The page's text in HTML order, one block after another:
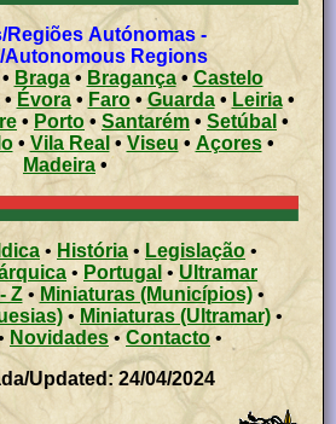
Autónomas -
Autonomous Regions
Braga• Bragança•Castelo
• Évora• Faro• Guarda• Leiria•
• Porto • Santarém • Setúbal •
• Vila Real •Viseu • Açores •
Madeira •
• História • Legislação •
• Portugal •Ultramar
Z• Miniaturas (Municípios)•
• Miniaturas (Ultramar) •
Novidades•Contacto•
Updated: 24/04/2024